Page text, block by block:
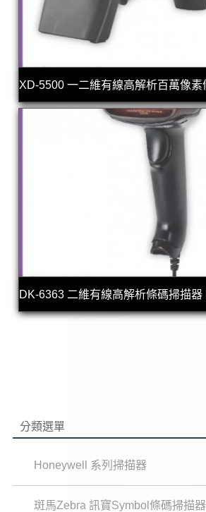
分類選單
Honeywell 系列掃描器
斑馬Zebra 訊寶Symbol條碼掃描器